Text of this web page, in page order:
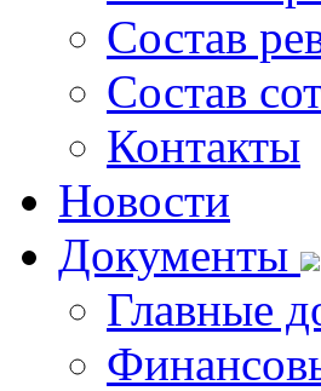
Состав
Состав
Контакты
Новости
Документы
Главные